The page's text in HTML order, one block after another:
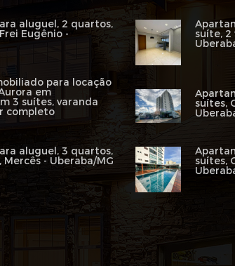
aluguel, 2 quartos,
Eugênio -
para locação
em
3 suítes, varanda
completo
aluguel, 3 quartos,
Mercês - Uberaba/MG
suíte, 2
suítes,
suítes,